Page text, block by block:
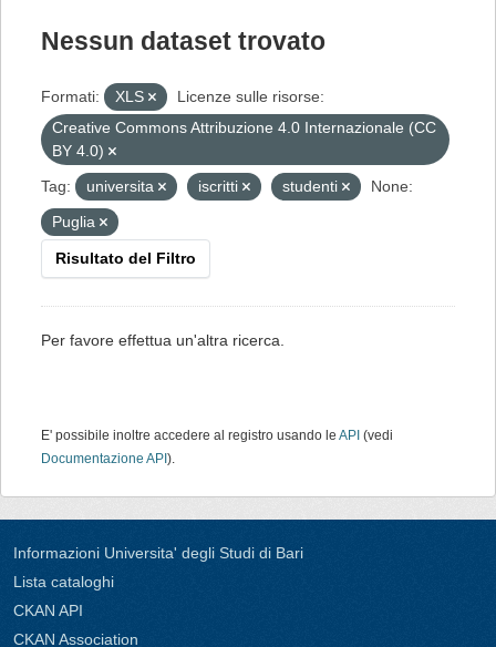
Nessun dataset trovato
Formati: XLS
Licenze sulle risorse:
Creative Commons Attribuzione 4.0 Internazionale (CC
BY 4.0)
Tag:
universita iscritti studenti
None:
Puglia
Risultato del Filtro
Per favore effettua un'altra ricerca.
E' possibile inoltre accedere al registro usando le API (vedi
Documentazione API ).
Informazioni Universita' degli Studi di Bari
Lista cataloghi
CKAN API
CKAN Association